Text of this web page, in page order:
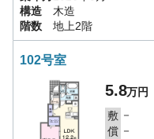
構造
木造
階数
地上2階
102号室
5.8万円
敷 －
償 －